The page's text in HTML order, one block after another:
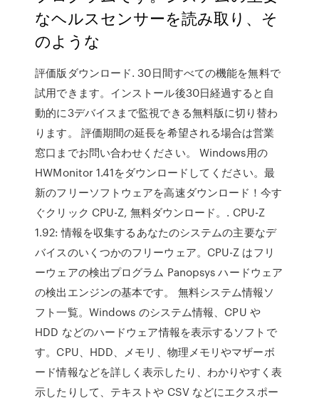
なヘルスセンサーを読み取り、そ
のような
評価版ダウンロード. 30日間すべての機能を無料で
試用できます。インストール後30日経過すると自
動的に3デバイスまで監視できる無料版に切り替わ
ります。 評価期間の延長を希望される場合は営業
窓口までお問い合わせください。 Windows用の
HWMonitor 1.41をダウンロードしてください。最
新のフリーソフトウェアを高速ダウンロード！今す
ぐクリック CPU-Z, 無料ダウンロード。. CPU-Z
1.92: 情報を収集するあなたのシステムの主要なデ
バイスのいくつかのフリーウェア。CPU-Z はフリ
ーウェアの検出プログラム Panopsys ハードウェア
の検出エンジンの基本です。 無料システム情報ソ
フト一覧。Windows のシステム情報、CPU や
HDD などのハードウェア情報を表示するソフトで
す。CPU、HDD、メモリ、物理メモリやマザーボ
ード情報などを詳しく表示したり、わかりやすく表
示したりして、テキストや CSV などにエクスポー